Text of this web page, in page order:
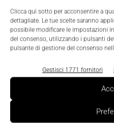
Clicca qui sotto per acconsentire a
dettagliate. Le tue scelte saranno
possibile modificare le impostazioni
del consenso, utilizzando i pulsanti
pulsante di gestione del consenso
Gestisci 1771 fornitori
mining al Natural
sviluppare un’analisi
conversazione in grado
dell'utente durante
artificial human, virtual
analizzare sia gli aspetti
non verbali dell’utente,
questi aspetti non verbali